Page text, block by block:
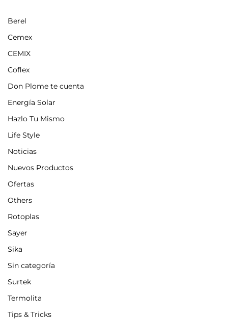
Berel
Cemex
CEMIX
Coflex
Don Plome te cuenta
Energía Solar
Hazlo Tu Mismo
Life Style
Noticias
Nuevos Productos
Ofertas
Others
Rotoplas
Sayer
Sika
Sin categoría
Surtek
Termolita
Tips & Tricks